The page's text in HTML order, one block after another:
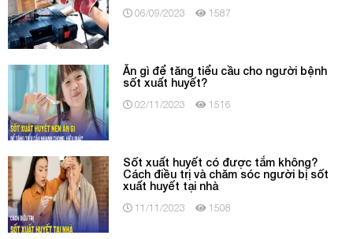
06/09/2023 1587
Ăn gì để tăng tiểu cầu cho người bệnh
sốt xuất huyết?
02/11/2023 1516
Sốt xuất huyết có được tắm không?
Cách điều trị và chăm sóc người bị sốt
xuất huyết tại nhà
11/11/2023 1508